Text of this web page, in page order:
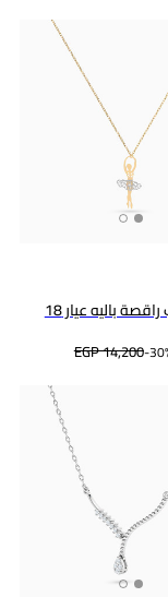
سلسلة ذهب راقصة باليه عيار 18
EGP 14,200